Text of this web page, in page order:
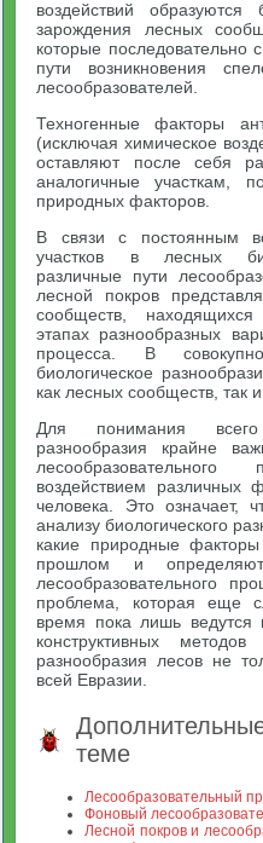
воздействий
зарождения лесных
которые последовательно
пути возникновения
лесообразователей.
Техногенные факторы
(исключая химическое
оставляют после себя
аналогичные участкам,
природных факторов.
В связи с постоянным
участков в лесных
различные пути
лесной покров
сообществ,
этапах разнообразных
процесса. В
биологическое
как лесных сообществ, так и
Для понимания всего
разнообразия крайне
воздействием различных
человека. Это означает,
анализу биологического
какие природные
прошлом и
лесообразовательного
проблема, которая еще
время пока лишь ведутся
конструктивных методов
разнообразия лесов не
всей Евразии.
теме
Лесообразовательный
Фоновый
Лесной покров и